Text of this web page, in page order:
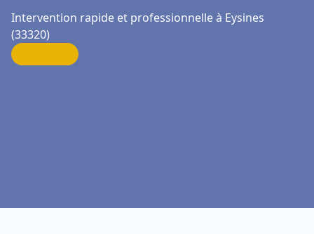
Intervention rapide et professionnelle à Eysines
(33320)